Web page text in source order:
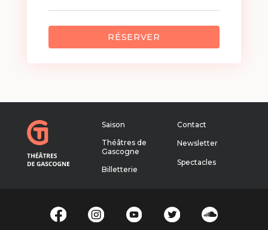
RÉSERVER
Saison
Théâtres de
Gascogne
Billetterie
Contact
Newsletter
Spectacles